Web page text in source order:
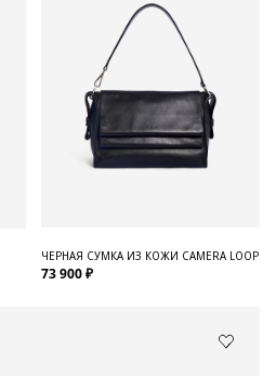
ЧЕРНАЯ СУМКА ИЗ КОЖИ CAMERA LOOP
73 900 ₽